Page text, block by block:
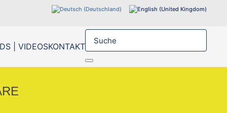
| VIDEOSKONTAKT